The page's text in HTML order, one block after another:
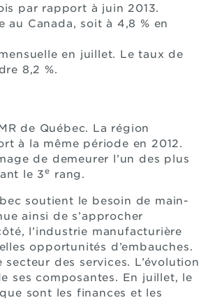
par rapport à juin 2013.
Canada, soit à 4,8 % en
en juillet. Le taux de
8,2 %.
de Québec. La région
à la même période en 2012.
de demeurer l’un des plus
le 3e rang.
soutient le besoin de main-
ainsi de s’approcher
l’industrie manufacturière
opportunités d’embauches.
des services. L’évolution
ses composantes. En juillet, le
sont les finances et les